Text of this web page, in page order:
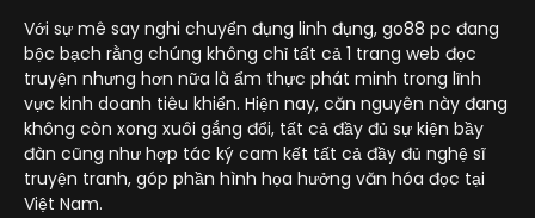
Với sự mê say nghi chuyển đụng linh đụng, go88 pc đang
bộc bạch rằng chúng không chỉ tất cả 1 trang web đọc
truyện nhưng hơn nữa là ẩm thực phát minh trong lĩnh
vực kinh doanh tiêu khiển. Hiện nay, căn nguyên này đang
không còn xong xuôi gắng đổi, tất cả đầy đủ sự kiện bầy
đàn cũng như hợp tác ký cam kết tất cả đầy đủ nghệ sĩ
truyện tranh, góp phần hình họa hưởng văn hóa đọc tại
Việt Nam.